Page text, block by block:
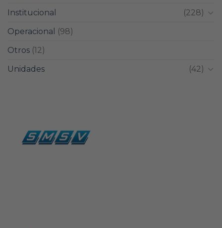
Institucional
(228)
Operacional
(98)
Otros (12)
Unidades
(42)